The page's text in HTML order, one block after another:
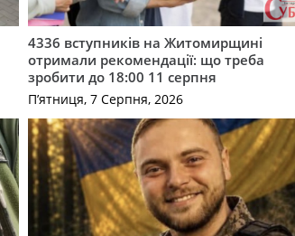
4336 вступників на Житомирщині
отримали рекомендації: що треба
зробити до 18:00 11 серпня
П’ятниця, 7 Серпня, 2026